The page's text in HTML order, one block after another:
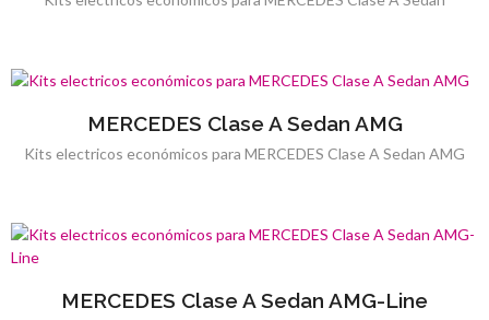
MERCEDES Clase A Sedan AMG
Kits electricos económicos para MERCEDES Clase A Sedan AMG
MERCEDES Clase A Sedan AMG-Line